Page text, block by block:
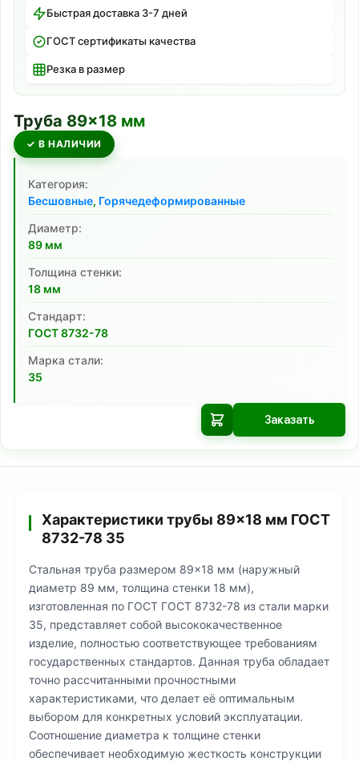
Быстрая доставка 3-7 дней
ГОСТ сертификаты качества
Резка в размер
Труба 89×18 мм
✓ В НАЛИЧИИ
Категория:
Бесшовные, Горячедеформированные
Диаметр:
89 мм
Толщина стенки:
18 мм
Cтандарт:
ГОСТ 8732-78
Марка стали:
35
Заказать
Характеристики трубы 89×18 мм ГОСТ
8732-78 35
Стальная труба размером 89×18 мм (наружный
диаметр 89 мм, толщина стенки 18 мм),
изготовленная по ГОСТ ГОСТ 8732-78 из стали марки
35, представляет собой высококачественное
изделие, полностью соответствующее требованиям
государственных стандартов. Данная труба обладает
точно рассчитанными прочностными
характеристиками, что делает её оптимальным
выбором для конкретных условий эксплуатации.
Соотношение диаметра к толщине стенки
обеспечивает необходимую жесткость конструкции